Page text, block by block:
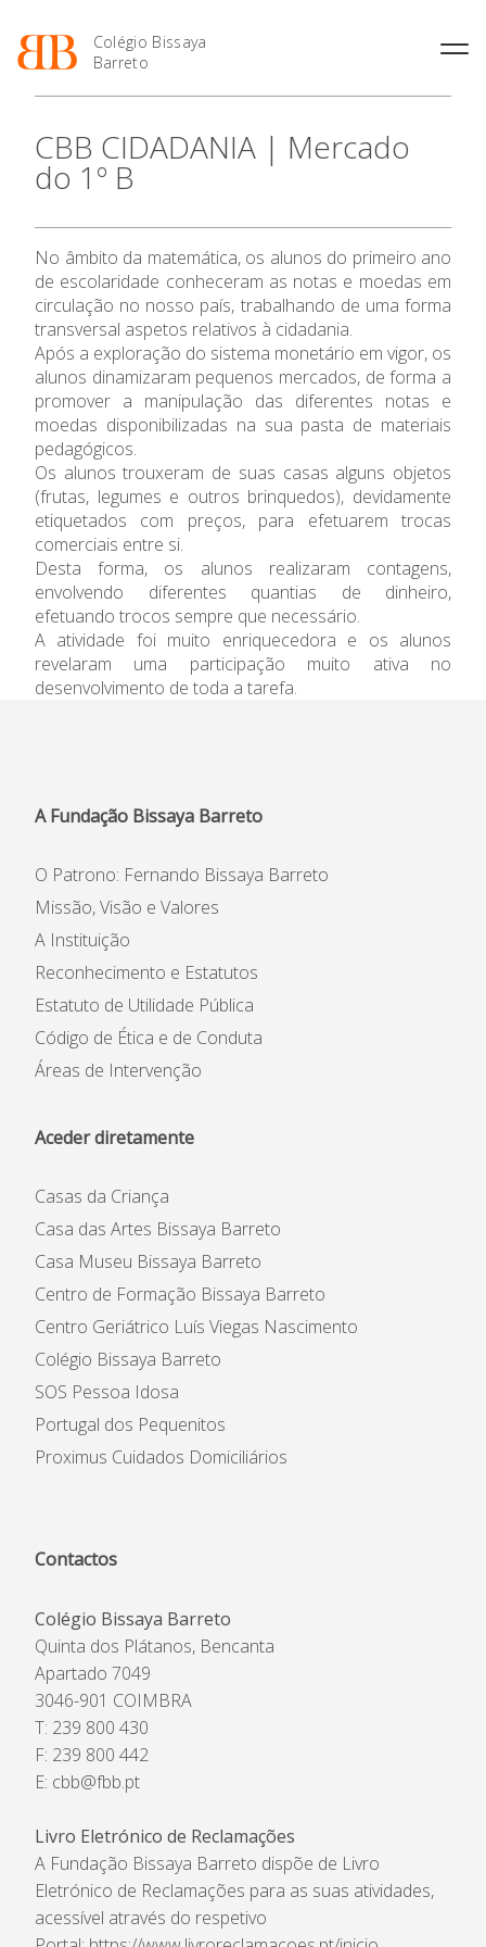
Colégio Bissaya
Barreto
O Colégio
Projeto Educativo
Organização
Colaboradores Não
Docentes
Instalações
Ofertas de emprego
Regulamentos
Jornal “O Coreto”
Privacidade
Oferta Formativa
Enriquecimento Curricular
Oferta Curricular
Sala de Estudo
Atividades de Interrupção
Letiva
Academia de LínguasEnsino Profissional
Profissionais
Matrículas
Termalismo
Curso de Técnico/a de Apoio
à Família e à Comunidade
Ofertas de Emprego
Ano Letivo
2027
Calendários
de Educação
SIGE
Secretariado de Exames
Admissão
Informações
APEE
Notícias
CBB CIDADANIA | Mercado
do 1º B
No âmbito da matemática, os alunos do primeiro ano
de escolaridade conheceram as notas e moedas em
circulação no nosso país, trabalhando de uma forma
transversal aspetos relativos à cidadania.
Após a exploração do sistema monetário em vigor, os
alunos dinamizaram pequenos mercados, de forma a
promover a manipulação das diferentes notas e
moedas disponibilizadas na sua pasta de materiais
pedagógicos.
Os alunos trouxeram de suas casas alguns objetos
(frutas, legumes e outros brinquedos), devidamente
etiquetados com preços, para efetuarem trocas
comerciais entre si.
Desta forma, os alunos realizaram contagens,
envolvendo diferentes quantias de dinheiro,
efetuando trocos sempre que necessário.
A atividade foi muito enriquecedora e os alunos
revelaram uma participação muito ativa no
desenvolvimento de toda a tarefa.
A Fundação Bissaya Barreto
O Patrono: Fernando Bissaya Barreto
Missão, Visão e Valores
A Instituição
Reconhecimento e Estatutos
Estatuto de Utilidade Pública
Código de Ética e de Conduta
Áreas de Intervenção
Aceder diretamente
Casas da Criança
Casa das Artes Bissaya Barreto
Casa Museu Bissaya Barreto
Centro de Formação Bissaya Barreto
Centro Geriátrico Luís Viegas Nascimento
Colégio Bissaya Barreto
SOS Pessoa Idosa
Portugal dos Pequenitos
Proximus Cuidados Domiciliários
Contactos
Colégio Bissaya Barreto
Quinta dos Plátanos, Bencanta
Apartado 7049
3046-901 COIMBRA
T: 239 800 430
F: 239 800 442
E: cbb@fbb.pt
Livro Eletrónico de Reclamações
A Fundação Bissaya Barreto dispõe de Livro
Eletrónico de Reclamações para as suas atividades,
acessível através do respetivo